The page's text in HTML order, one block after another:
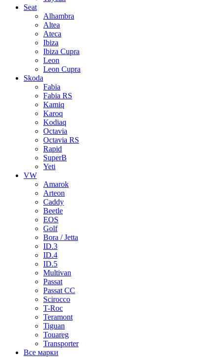
Seat
Alhambra
Altea
Ateca
Ibiza
Ibiza Cupra
Leon
Leon Cupra
Skoda
Fabia
Fabia RS
Kamiq
Karoq
Kodiaq
Octavia
Octavia RS
Rapid
SuperB
Yeti
VW
Amarok
Arteon
Caddy
Beetle
EOS
Golf
Bora / Jetta
ID.3
ID.4
ID.5
Multivan
Passat
Passat CC
Scirocco
T-Roc
Teramont
Tiguan
Touareg
Transporter
Все марки